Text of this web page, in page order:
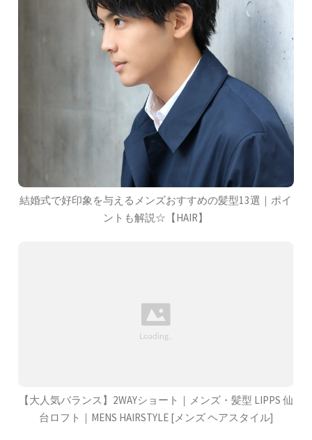
結婚式で好印象を与えるメンズおすすめの髪型13選｜ポイ
ントも解説☆【HAIR】
【大人気バランス】2WAYショート｜メンズ・髪型 LIPPS 仙
台ロフト｜MENS HAIRSTYLE [メンズ ヘアスタイル]